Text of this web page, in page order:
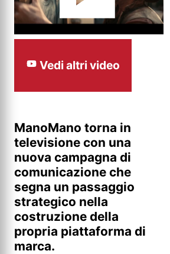
Vedi altri video
ManoMano torna in
televisione con una
nuova campagna di
comunicazione che
segna un passaggio
strategico nella
costruzione della
propria piattaforma di
marca.